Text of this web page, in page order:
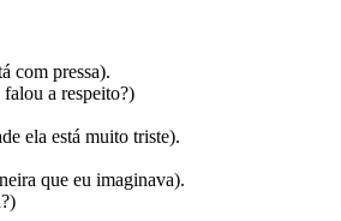
com pressa).
a respeito?)
ela está muito triste).
que eu imaginava).